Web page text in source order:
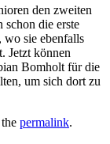
den zweiten
schon die erste
wo sie ebenfalls
Jetzt können
Bomholt für die
um sich dort zu
permalink.